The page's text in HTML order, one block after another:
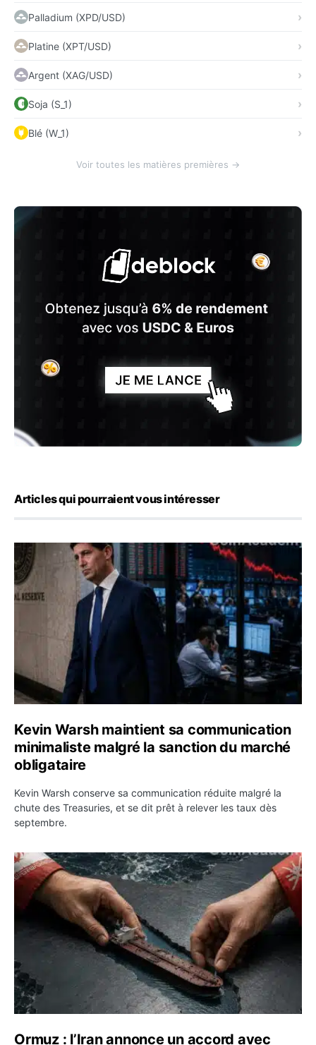
Palladium (XPD/USD)
Platine (XPT/USD)
Argent (XAG/USD)
Soja (S_1)
Blé (W_1)
Voir toutes les matières premières →
Articles qui pourraient vous intéresser
Kevin Warsh maintient sa communication minimaliste
Kevin Warsh maintient sa communication
minimaliste malgré la sanction du marché
obligataire
Kevin Warsh conserve sa communication réduite malgré la
chute des Treasuries, et se dit prêt à relever les taux dès
septembre.
Ormuz : l’Iran annonce un accord avec Oman sur une
Ormuz : l’Iran annonce un accord avec